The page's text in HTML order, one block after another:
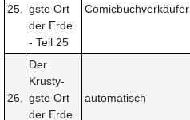
25.
gste Ort
der Erde
- Teil 25
Comicbuchverkäufer
26.
Der
Krusty-
gste Ort
der Erde
automatisch